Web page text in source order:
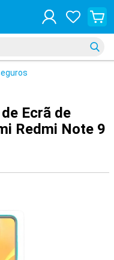
Ecrã de
Redmi Note 9